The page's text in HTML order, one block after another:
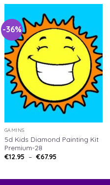
-36%
GAMINS
5d Kids Diamond Painting Kit
Premium-28
€12.95 – €67.95